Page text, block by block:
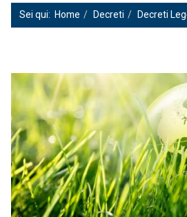
Sei qui: Home Decreti Decreti